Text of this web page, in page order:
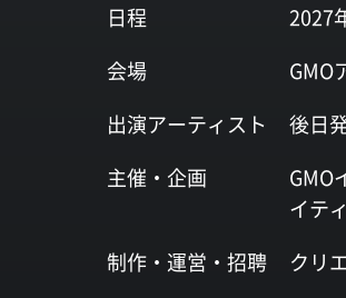
日程
2027
会場
GMO
出演アーティスト
後日
主催・企画
GMO
イテ
制作・運営・ 招聘 クリ